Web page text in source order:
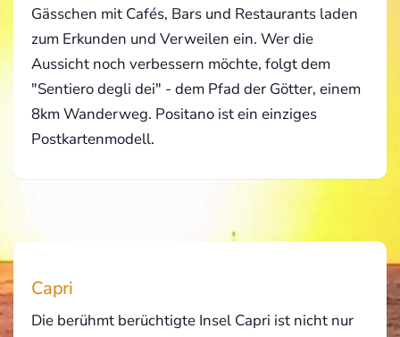
Gässchen mit Cafés, Bars und Restaurants laden
zum Erkunden und Verweilen ein. Wer die
Aussicht noch verbessern möchte, folgt dem
"Sentiero degli dei" - dem Pfad der Götter, einem
8km Wanderweg. Positano ist ein einziges
Postkartenmodell.
Capri
Die berühmt berüchtigte Insel Capri ist nicht nur